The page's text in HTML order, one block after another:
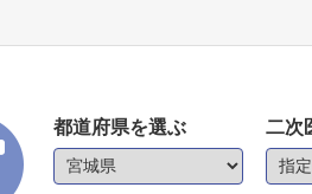
都道府県を選ぶ 二次